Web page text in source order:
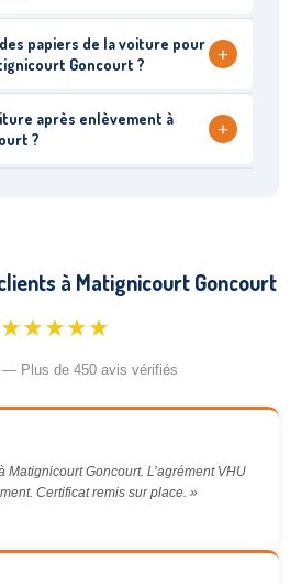
papiers de la voiture pour
Goncourt ?
+
après enlèvement à
?
+
à Matignicourt Goncourt
★★★★★
— Plus de 450 avis vérifiés
Matignicourt Goncourt. L’agrément VHU
Certificat remis sur place. »